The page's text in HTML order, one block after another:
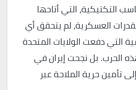
التكتيكية، التي أتاحها
العسكرية، لم يتحقق أي
التي دفعت الولايات المتحدة
الحرب. بل نجحت إيران في
تأمين حرية الملاحة عبر